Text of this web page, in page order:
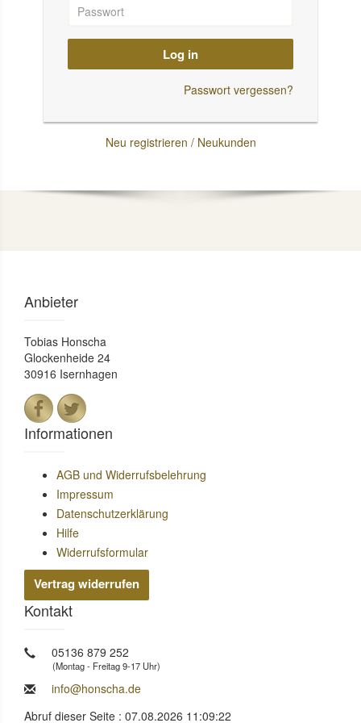
Log in
Passwort vergessen?
Neu registrieren / Neukunden
Anbieter
Tobias Honscha
Glockenheide 24
30916 Isernhagen
Informationen
AGB und Widerrufsbelehrung
Impressum
Datenschutzerklärung
Hilfe
Widerrufsformular
Vertrag widerrufen
Kontakt
05136 879 252
(Montag - Freitag 9-17 Uhr)
info@honscha.de
Abruf dieser Seite : 07.08.2026 11:09:22